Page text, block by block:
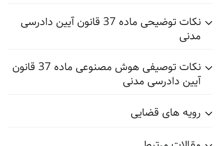
نکات توضیحی ماده 37 قانون آیین دادرسی
مدنی
نکات توصیفی هوش مصنوعی ماده 37 قانون
آیین دادرسی مدنی
رویه های قضایی